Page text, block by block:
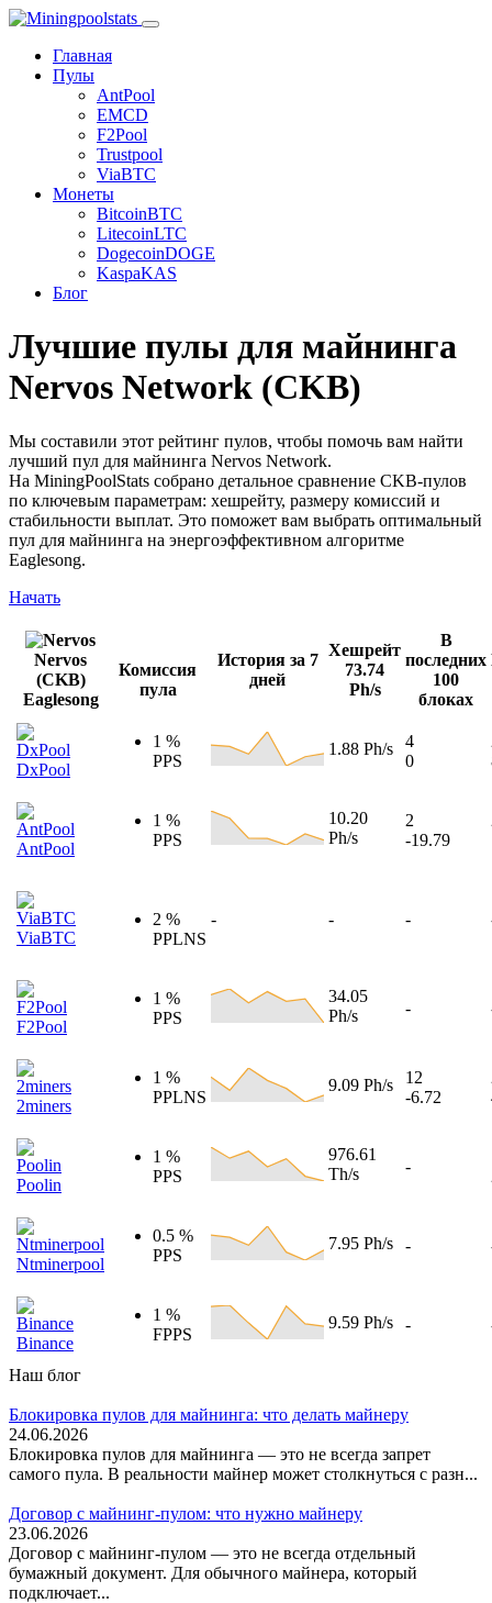
Главная
Пулы
AntPool
EMCD
F2Pool
Trustpool
ViaBTC
Монеты
BitcoinBTC
LitecoinLTC
DogecoinDOGE
KaspaKAS
Блог
Лучшие пулы для майнинга
Nervos Network (CKB)
Мы составили этот рейтинг пулов, чтобы помочь вам найти
лучший пул для майнинга Nervos Network.
На MiningPoolStats собрано детальное сравнение CKB-пулов
по ключевым параметрам: хешрейту, размеру комиссий и
стабильности выплат. Это поможет вам выбрать оптимальный
пул для майнинга на энергоэффективном алгоритме
Eaglesong.
Начать
Nervos
(CKB)
Eaglesong
Комиссия
пула
История за 7
дней
Хешрейт
73.74
Ph/s
В
последних
100
блоках
DxPool
1 %
PPS
1.88 Ph/s
4
0
AntPool
1 %
PPS
10.20
Ph/s
2
-19.79
ViaBTC
2 %
PPLNS
- - -
F2Pool
1 %
PPS
34.05
Ph/s
-
2miners
1 %
PPLNS
9.09 Ph/s
12
-6.72
Poolin
1 %
PPS
976.61
Th/s
-
Ntminerpool
0.5 %
PPS
7.95 Ph/s -
Binance
1 %
FPPS
9.59 Ph/s -
Наш блог
Блокировка пулов для майнинга: что делать майнеру
24.06.2026
Блокировка пулов для майнинга — это не всегда запрет
самого пула. В реальности майнер может столкнуться с разн...
Договор с майнинг-пулом: что нужно майнеру
23.06.2026
Договор с майнинг-пулом — это не всегда отдельный
бумажный документ. Для обычного майнера, который
подключает...